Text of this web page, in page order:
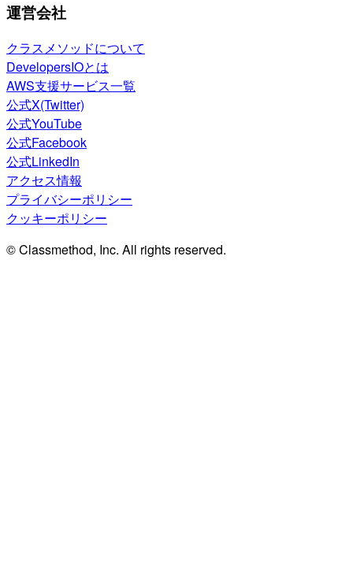
運営会社
クラスメソッドについて
DevelopersIOとは
AWS支援サービス一覧
公式X(Twitter)
公式YouTube
公式Facebook
公式LinkedIn
アクセス情報
プライバシーポリシー
クッキーポリシー
© Classmethod, Inc. All rights reserved.